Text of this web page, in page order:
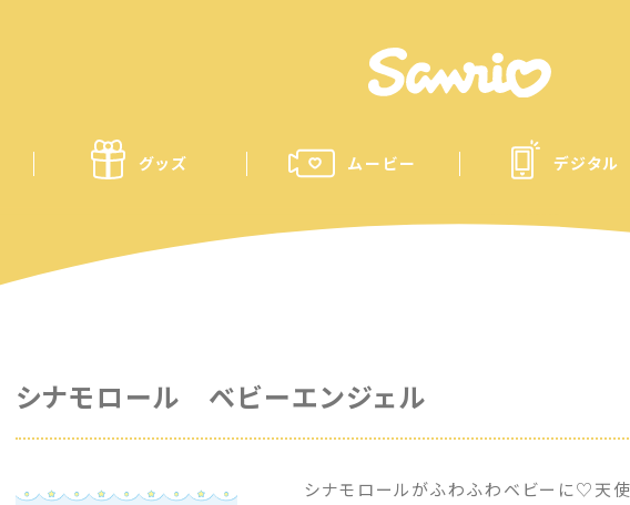
グッズ ムービー デジタル
シナモロール ベビーエンジェル
シナモロールがふわふわベビーに♡天使